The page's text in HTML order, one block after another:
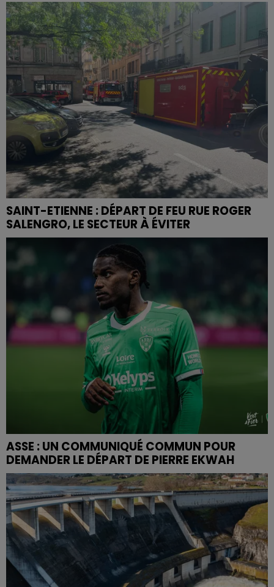
SAINT-ETIENNE : DÉPART DE FEU RUE ROGER
SALENGRO, LE SECTEUR À ÉVITER
ASSE : UN COMMUNIQUÉ COMMUN POUR
DEMANDER LE DÉPART DE PIERRE EKWAH